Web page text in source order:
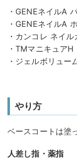
・GENEネイルA
・GENEネイルA
・カンコレ ネイ
・TMマニキュア
・ジェルボリュー
やり方
ベースコートは塗
人差し指・薬指